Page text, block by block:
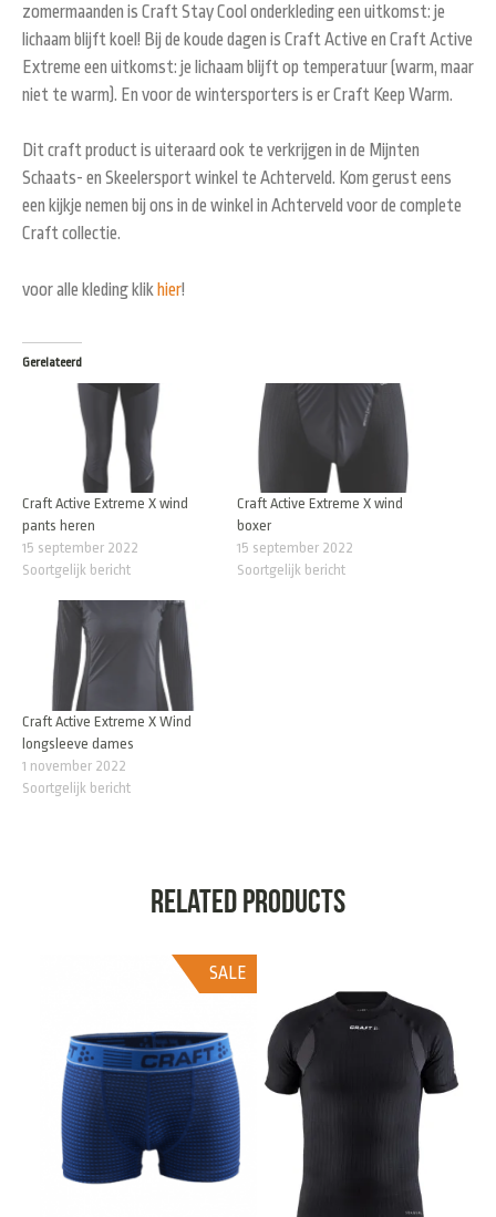
zomermaanden is Craft Stay Cool onderkleding een uitkomst: je
lichaam blijft koel! Bij de koude dagen is Craft Active en Craft Active
Extreme een uitkomst: je lichaam blijft op temperatuur (warm, maar
niet te warm). En voor de wintersporters is er Craft Keep Warm.
Dit craft product is uiteraard ook te verkrijgen in de Mijnten
Schaats- en Skeelersport winkel te Achterveld. Kom gerust eens
een kijkje nemen bij ons in de winkel in Achterveld voor de complete
Craft collectie.
voor alle kleding klik hier!
Gerelateerd
Craft Active Extreme X wind
pants heren
15 september 2022
Soortgelijk bericht
Craft Active Extreme X wind
boxer
15 september 2022
Soortgelijk bericht
Craft Active Extreme X Wind
longsleeve dames
1 november 2022
Soortgelijk bericht
Related products
SALE